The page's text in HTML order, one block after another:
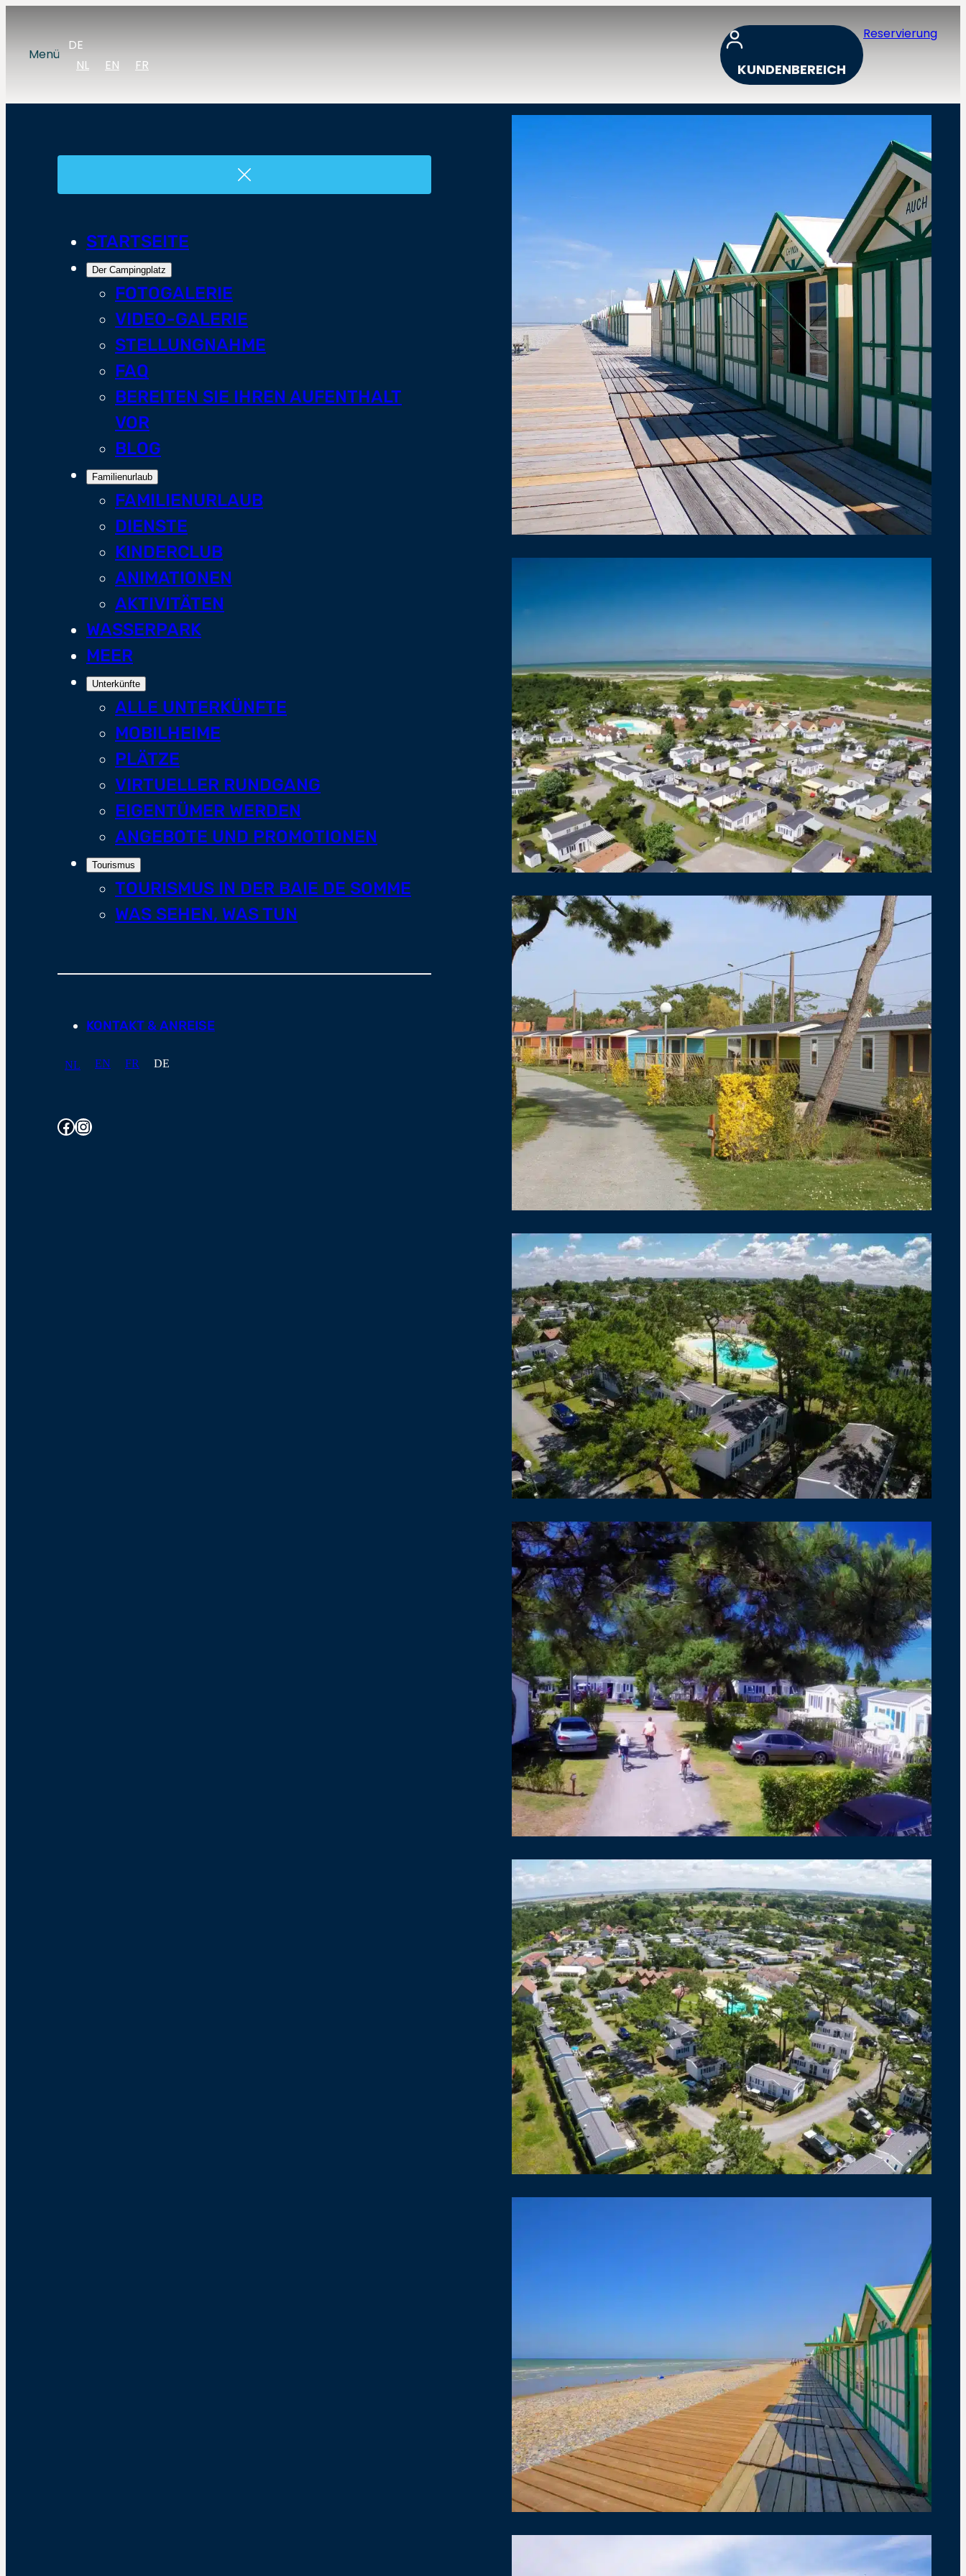
Menü
DE
NL
EN FR KUNDENBEREICH
Reservierung
STARTSEITE
Der Campingplatz
FOTOGALERIE
VIDEO-GALERIE
STELLUNGNAHME
FAQ
BEREITEN SIE IHREN AUFENTHALT
VOR
BLOG
Familienurlaub
FAMILIENURLAUB
DIENSTE
KINDERCLUB
ANIMATIONEN
AKTIVITÄTEN
WASSERPARK
MEER
Unterkünfte
ALLE UNTERKÜNFTE
MOBILHEIME
PLÄTZE
VIRTUELLER RUNDGANG
EIGENTÜMER WERDEN
ANGEBOTE UND PROMOTIONEN
Tourismus
TOURISMUS IN DER BAIE DE SOMME
WAS SEHEN, WAS TUN
KONTAKT & ANREISE
NL EN FR DE
Facebook Instagram